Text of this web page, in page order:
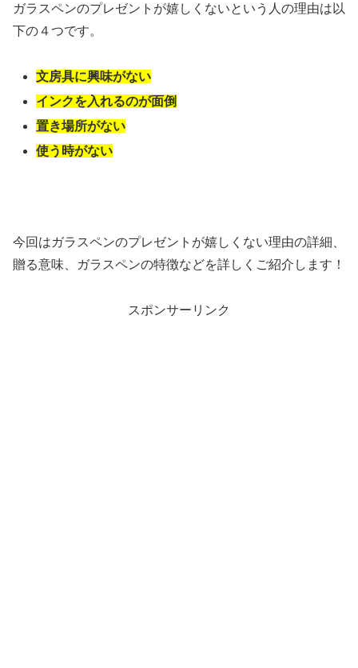
ガラスペンのプレゼントが嬉しくないという人の理由は以
下の４つです。
文房具に興味がない
インクを入れるのが面倒
置き場所がない
使う時がない
今回はガラスペンのプレゼントが嬉しくない理由の詳細、
贈る意味、ガラスペンの特徴などを詳しくご紹介します！
スポンサーリンク